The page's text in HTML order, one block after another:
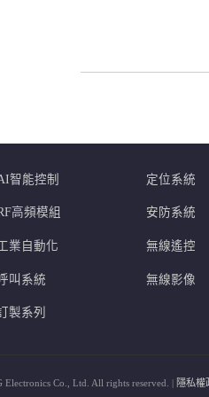
智能控制 定位系統
高頻模組 安防系統
業自動化 無線遙控
叫系統 無線影像
製系列
Co., Ltd. All rights reserved. | 隱私權